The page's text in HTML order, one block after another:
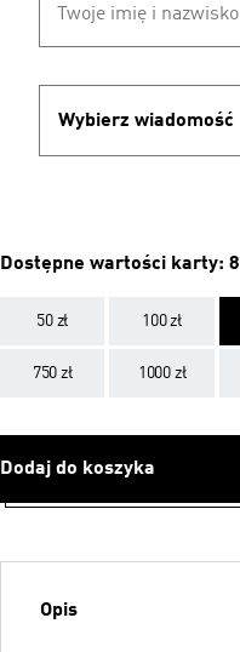
Twoje imię i nazwisko
Wybierz wiadomość
Dostępne wartości karty: 8
50 zł 100 zł
750 zł 1000 zł
Dodaj do koszyka
Opis